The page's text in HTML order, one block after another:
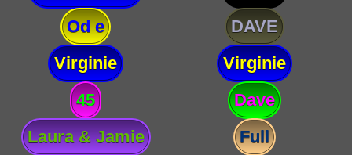
Od e
DAVE
Virginie
Virginie
45
Dave
Laura & Jamie
Full